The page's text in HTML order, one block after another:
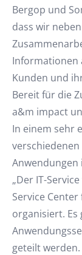
Bergop und
dass wir
Informationen
Kunden und
Bereit für die
a&m impact
In einem sehr
Anwendungen
„Der IT-
Service
organisiert. Es
geteilt